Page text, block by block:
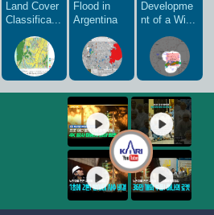
Land Cover
Classifica...
Flood in
Argentina
Developme
nt of a Wi...